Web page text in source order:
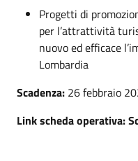
Progetti di
per l’attrattività
nuovo ed efficace
Lombardia
Scadenza: 26 febbraio
Link scheda operativa: